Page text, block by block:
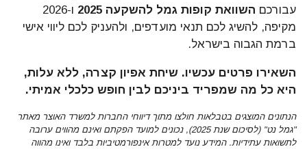
עבורכם השוואת קופות גמל להשקעה 2025
ו-2026
מקיפה, להשיג לכם תנאי מועדפים, ולהעניק לכם ליווי אישי
ברמת הגבוה בישראל.
השאירו פרטים עכשיו. שיחת אפיון קצרה, ללא עלות,
היא כל מה שמפריד ביניכם לבין חופש כלכלי אמיתי.
הנתונים המוצגים בטבלאות חולצו מתוך דיווחי החברות למשרד האוצר מאתר
"גמל נט" (לסיכום שנת 2025), נכונים למועד הפקתם ואינם מהווים ערובה
לתשואות עתידיות. המידע נועד למטרות אינפורמטיביות בלבד ואינו מהווה